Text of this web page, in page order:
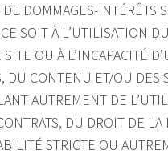
DOMMAGES-INTÉRÊTS
SOIT À L’UTILISATION
OU À L’INCAPACITÉ
DU CONTENU ET/OU DES
AUTREMENT DE
DU DROIT DE
STRICTE OU